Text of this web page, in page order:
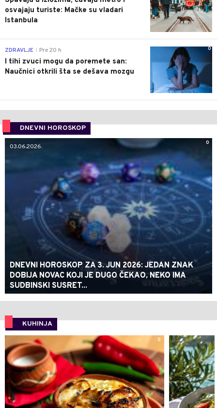
osvajaju turiste: Mačke su vladari
Istanbula
0
ZDRAVLJE Pre 20 h
I tihi zvuci mogu da poremete san:
Naučnici otkrili šta se dešava mozgu
DNEVNI HOROSKOP
0
03.06.2026.
DNEVNI HOROSKOP ZA 3. JUN 2026: JEDAN ZNAK
DOBIJA NOVAC KOJI JE DUGO ČEKAO, NEKO IMA
SUDBINSKI SUSRET...
KUHINJA
0